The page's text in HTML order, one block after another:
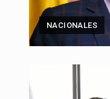
NACIONALES